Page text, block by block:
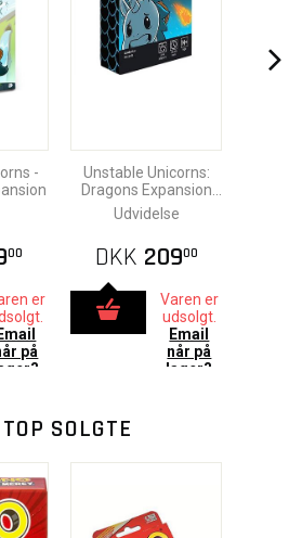
-
00
er
Email
på
Unstable Unicorns:
Dragons Expansion
Pack
Udvidelse
DKK 20900
Varen er
udsolgt.
Email
når på
lager?
TOP SOLGTE